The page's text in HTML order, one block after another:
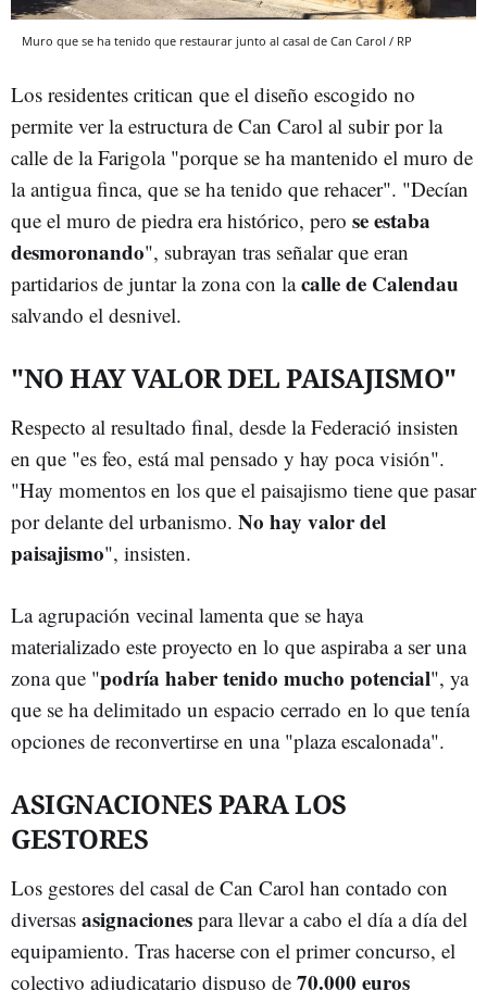
Muro que se ha tenido que restaurar junto al casal de Can Carol / RP
Los residentes critican que el diseño escogido no
permite ver la estructura de Can Carol al subir por la
calle de la Farigola "porque se ha mantenido el muro de
la antigua finca, que se ha tenido que rehacer". "Decían
que el muro de piedra era histórico, pero se estaba
desmoronando", subrayan tras señalar que eran
partidarios de juntar la zona con lacalle de Calendau
salvando el desnivel.
"NO HAY VALOR DEL PAISAJISMO"
Respecto al resultado final, desde la Federació insisten
en que "es feo, está mal pensado y hay poca visión".
"Hay momentos en los que el paisajismo tiene que pasar
por delante del urbanismo. No hay valor del
paisajismo", insisten.
La agrupación vecinal lamenta que se haya
materializado este proyecto en lo que aspiraba a ser una
zona que "podría haber tenido mucho potencial", ya
que se ha delimitado un espacio cerrado en lo que tenía
opciones de reconvertirse en una "plaza escalonada".
ASIGNACIONES PARA LOS
GESTORES
Los gestores del casal de Can Carol han contado con
diversas asignaciones para llevar a cabo el día a día del
equipamiento. Tras hacerse con el primer concurso, el
colectivo adjudicatario dispuso de 70.000 euros